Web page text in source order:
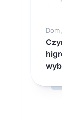
Dom